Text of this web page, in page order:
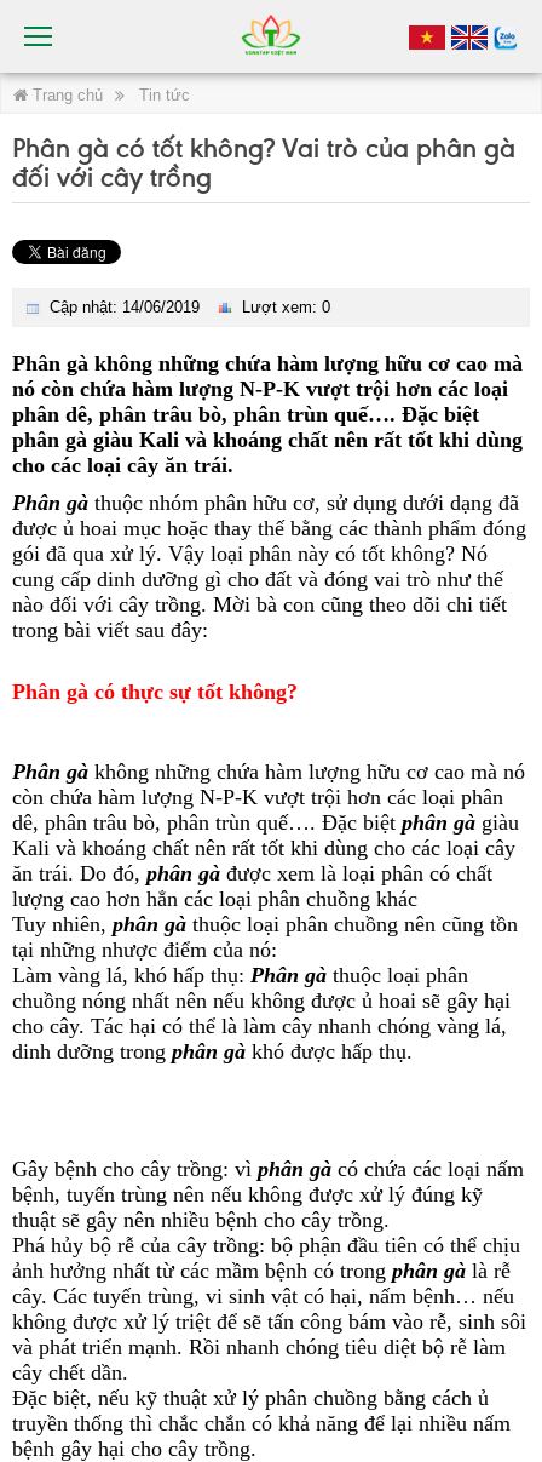
Trang chủ Tin tức
Phân gà có tốt không? Vai trò của phân gà
đối với cây trồng
Cập nhật: 14/06/2019 Lượt xem: 0
Phân gà không những chứa hàm lượng hữu cơ cao mà
nó còn chứa hàm lượng N-P-K vượt trội hơn các loại
phân dê, phân trâu bò, phân trùn quế…. Đặc biệt
phân gà giàu Kali và khoáng chất nên rất tốt khi dùng
cho các loại cây ăn trái.
Phân gà thuộc nhóm phân hữu cơ, sử dụng dưới dạng đã
được ủ hoai mục hoặc thay thế bằng các thành phẩm đóng
gói đã qua xử lý. Vậy loại phân này có tốt không? Nó
cung cấp dinh dưỡng gì cho đất và đóng vai trò như thế
nào đối với cây trồng. Mời bà con cũng theo dõi chi tiết
trong bài viết sau đây:
Phân gà có thực sự tốt không?
Phân gà không những chứa hàm lượng hữu cơ cao mà nó
còn chứa hàm lượng N-P-K vượt trội hơn các loại phân
dê, phân trâu bò, phân trùn quế…. Đặc biệt phân gà giàu
Kali và khoáng chất nên rất tốt khi dùng cho các loại cây
ăn trái. Do đó, phân gà được xem là loại phân có chất
lượng cao hơn hẳn các loại phân chuồng khác
Tuy nhiên, phân gà thuộc loại phân chuồng nên cũng tồn
tại những nhược điểm của nó:
Làm vàng lá, khó hấp thụ: Phân gà thuộc loại phân
chuồng nóng nhất nên nếu không được ủ hoai sẽ gây hại
cho cây. Tác hại có thể là làm cây nhanh chóng vàng lá,
dinh dưỡng trong phân gà khó được hấp thụ.
Gây bệnh cho cây trồng: vì phân gà có chứa các loại nấm
bệnh, tuyến trùng nên nếu không được xử lý đúng kỹ
thuật sẽ gây nên nhiều bệnh cho cây trồng.
Phá hủy bộ rễ của cây trồng: bộ phận đầu tiên có thể chịu
ảnh hưởng nhất từ các mầm bệnh có trong phân gà là rễ
cây. Các tuyến trùng, vi sinh vật có hại, nấm bệnh… nếu
không được xử lý triệt để sẽ tấn công bám vào rễ, sinh sôi
và phát triển mạnh. Rồi nhanh chóng tiêu diệt bộ rễ làm
cây chết dần.
Đặc biệt, nếu kỹ thuật xử lý phân chuồng bằng cách ủ
truyền thống thì chắc chắn có khả năng để lại nhiều nấm
bệnh gây hại cho cây trồng.